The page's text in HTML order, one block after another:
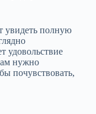
увидеть полную
удовольствие
нужно
почувствовать,